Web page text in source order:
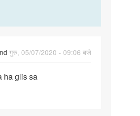
गुरु, 05/07/2020 - 09:06 बजे
ha glis sa